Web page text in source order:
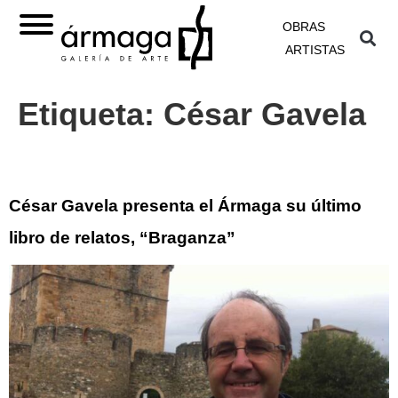
OBRAS
ARTISTAS
Etiqueta: César Gavela
César Gavela presenta el Ármaga su último
libro de relatos, “Braganza”